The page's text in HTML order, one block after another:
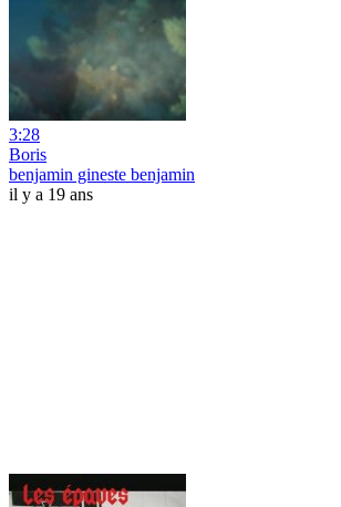
3:28
Boris
benjamin gineste benjamin
il y a 19 ans